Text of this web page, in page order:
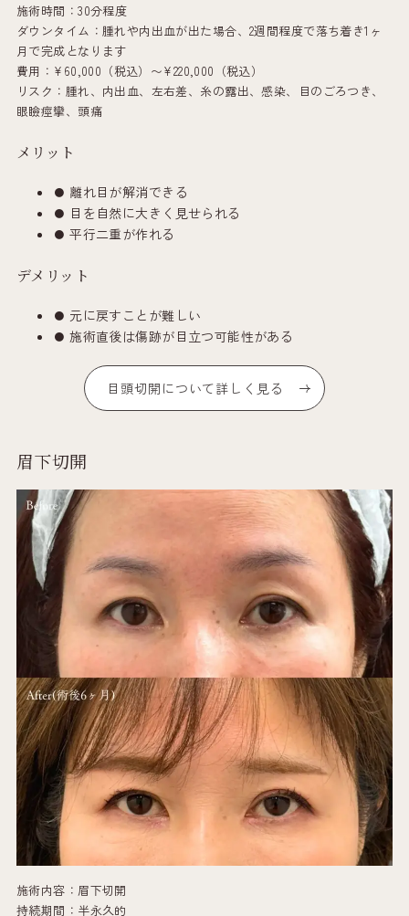
施術時間：30分程度
ダウンタイム：腫れや内出血が出た場合、2週間程度で落ち着き1ヶ
月で完成となります
費用：¥60,000（税込）〜¥220,000（税込）
リスク：腫れ、内出血、左右差、糸の露出、感染、目のごろつき、
眼瞼痙攣、頭痛
メリット
離れ目が解消できる
目を自然に大きく見せられる
平行二重が作れる
デメリット
元に戻すことが難しい
施術直後は傷跡が目立つ可能性がある
目頭切開について詳しく見る
眉下切開
施術内容：眉下切開
持続期間：半永久的